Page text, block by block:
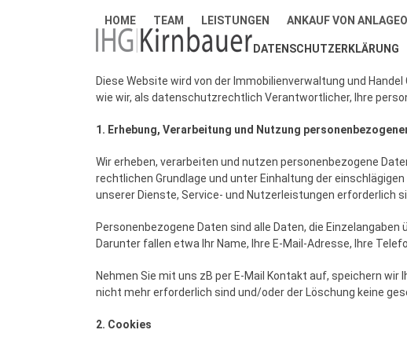
HOME TEAM LEISTUNGEN ANKAUF VON
DATENSCHUTZERKLÄRUNG
Diese Website wird von der Immobilienverwaltung und
wie wir, als datenschutzrechtlich Verantwortlicher, Ihre
1. Erhebung, Verarbeitung und Nutzung
Wir erheben, verarbeiten und nutzen personenbezogene
rechtlichen Grundlage und unter Einhaltung der
unserer Dienste, Service- und Nutzerleistungen erforderlich
Personenbezogene Daten sind alle Daten, die
Darunter fallen etwa Ihr Name, Ihre E-Mail-Adresse, Ihre
Nehmen Sie mit uns zB per E-Mail Kontakt auf, speichern
nicht mehr erforderlich sind und/oder der Löschung keine
2. Cookies